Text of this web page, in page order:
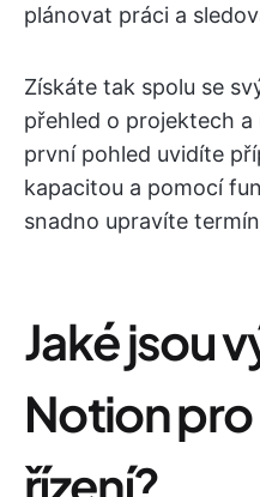
plánovat práci a
Získáte tak spolu se
přehled o projektech a
první pohled uvidíte
kapacitou a pomocí
snadno upravíte
Jaké jsou
Notion
řízení?